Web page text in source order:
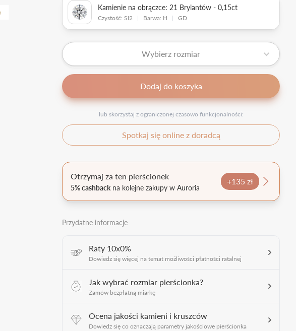
Kamienie na obrączce: 21 Brylantów - 0,15ct
Czystość: SI2 | Barwa: H | GD
Wybierz rozmiar
Dodaj do koszyka
lub skorzystaj z ograniczonej czasowo funkcjonalności:
Spotkaj się online z doradcą
Otrzymaj za ten pierścionek
5% cashback na kolejne zakupy w Auroria
+135 zł
Przydatne informacje
Raty 10x0%
Dowiedz się więcej na temat możliwości płatności ratalnej
Jak wybrać rozmiar pierścionka?
Zamów bezpłatną miarkę
Ocena jakości kamieni i kruszców
Dowiedz się co oznaczają parametry jakościowe pierścionka